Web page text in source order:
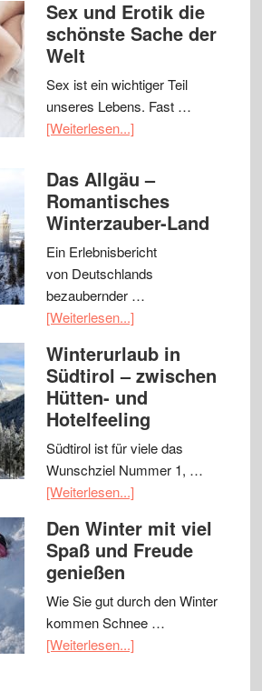
Sex und Erotik die
schönste Sache der
Welt
Sex ist ein wichtiger Teil
unseres Lebens. Fast …
[Weiterlesen...]
Das Allgäu –
Romantisches
Winterzauber-Land
Ein Erlebnisbericht
von Deutschlands
bezaubernder …
[Weiterlesen...]
Winterurlaub in
Südtirol – zwischen
Hütten- und
Hotelfeeling
Südtirol ist für viele das
Wunschziel Nummer 1, …
[Weiterlesen...]
Den Winter mit viel
Spaß und Freude
genießen
Wie Sie gut durch den Winter
kommen Schnee …
[Weiterlesen...]